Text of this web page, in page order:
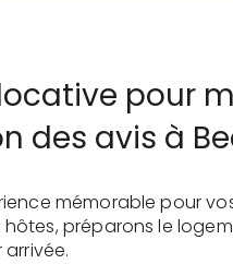
pour
des avis à
mémorable pour
préparons le